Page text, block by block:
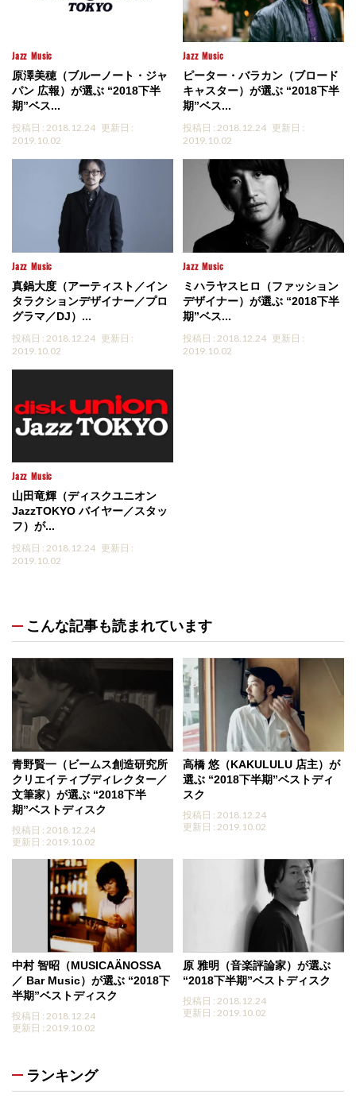
Jazz Music
原澤美穂（ブルーノート・ジャ
パン 広報）が選ぶ “2018下半
期”ベス...
投稿日 : 2018.12.24 更新日 :
2019.10.02
Jazz Music
ピーター・バラカン（ブロード
キャスター）が選ぶ “2018下半
期”ベス...
投稿日 : 2018.12.24 更新日 :
2019.10.02
Jazz Music
真鍋大度（アーティスト／イン
タラクションデザイナー／プロ
グラマ／DJ）...
投稿日 : 2018.12.24 更新日 :
2019.10.02
Jazz Music
ミハラヤスヒロ（ファッション
デザイナー）が選ぶ “2018下半
期”ベス...
投稿日 : 2018.12.24 更新日 :
2019.10.02
Jazz Music
山田竜輝（ディスクユニオン
JazzTOKYO バイヤー／スタッ
フ）が...
投稿日 : 2018.12.24 更新日 :
2019.10.02
こんな記事も読まれています
青野賢一（ビームス創造研究所
クリエイティブディレクター／
文筆家）が選ぶ “2018下半
期”ベストディスク
投稿日 : 2018.12.24
更新日 : 2019.10.02
高橋 悠（KAKULULU 店主）が
選ぶ “2018下半期”ベストディ
スク
投稿日 : 2018.12.24
更新日 : 2019.10.02
中村 智昭（MUSICAÄNOSSA
／ Bar Music）が選ぶ “2018下
半期”ベストディスク
投稿日 : 2018.12.24
更新日 : 2019.10.02
原 雅明（音楽評論家）が選ぶ
“2018下半期”ベストディスク
投稿日 : 2018.12.24
更新日 : 2019.10.02
ランキング